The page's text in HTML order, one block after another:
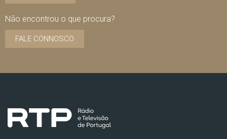
Não encontrou o que procura?
FALE CONNOSCO